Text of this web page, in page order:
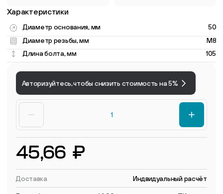
Характеристики
Диаметр основания, мм
50
Диаметр резьбы, мм
M8
Длина болта, мм
105
Авторизуйтесь, чтобы снизить стоимость на 5%
45,66 ₽
Доставка Индвидуальный расчёт